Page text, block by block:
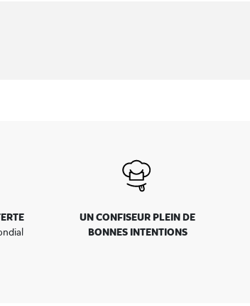
UN CONFISEUR PLEIN DE
BONNES INTENTIONS